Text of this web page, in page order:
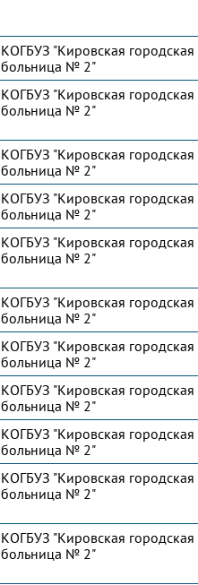
КОГБУЗ "Кировская городская
больница № 2"
КОГБУЗ "Кировская городская
больница № 2"
КОГБУЗ "Кировская городская
больница № 2"
КОГБУЗ "Кировская городская
больница № 2"
КОГБУЗ "Кировская городская
больница № 2"
КОГБУЗ "Кировская городская
больница № 2"
КОГБУЗ "Кировская городская
больница № 2"
КОГБУЗ "Кировская городская
больница № 2"
КОГБУЗ "Кировская городская
больница № 2"
КОГБУЗ "Кировская городская
больница № 2"
КОГБУЗ "Кировская городская
больница № 2"